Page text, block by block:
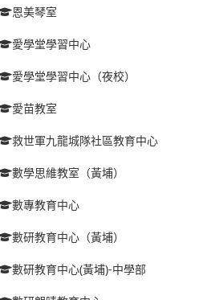
恩美琴室
愛學堂學習中心
愛學堂學習中心（夜校）
愛苗教室
救世軍九龍城隊社區教育中心
數學思維教室（黃埔）
數專教育中心
數研教育中心（黃埔）
數研教育中心(黃埔)-中學部